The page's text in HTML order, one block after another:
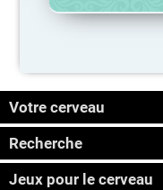
Votre cerveau
Recherche
Jeux pour le cerveau